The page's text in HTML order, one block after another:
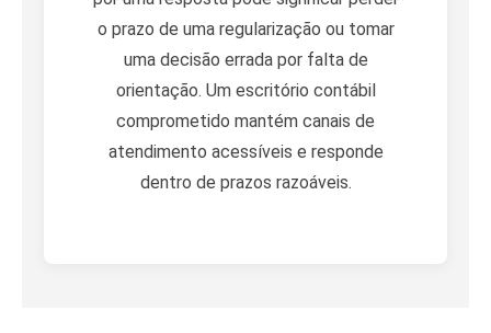
o prazo de uma regularização ou tomar
uma decisão errada por falta de
orientação. Um escritório contábil
comprometido mantém canais de
atendimento acessíveis e responde
dentro de prazos razoáveis.